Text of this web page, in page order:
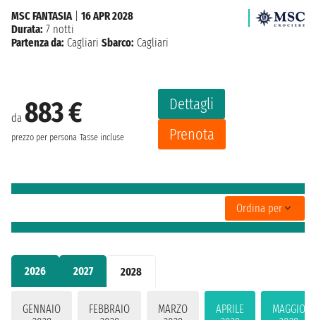
2026 2027 2028
GENNAIO
FEBBRAIO
MARZO
APRILE
MAGGIO
da 883 €
prezzo per persona Tasse incluse
Dettagli
Prenota
MSC FANTASIA| 16 APR 2028
Durata: 7 notti
Partenza da: Cagliari Sbarco: Cagliari
Ordina per